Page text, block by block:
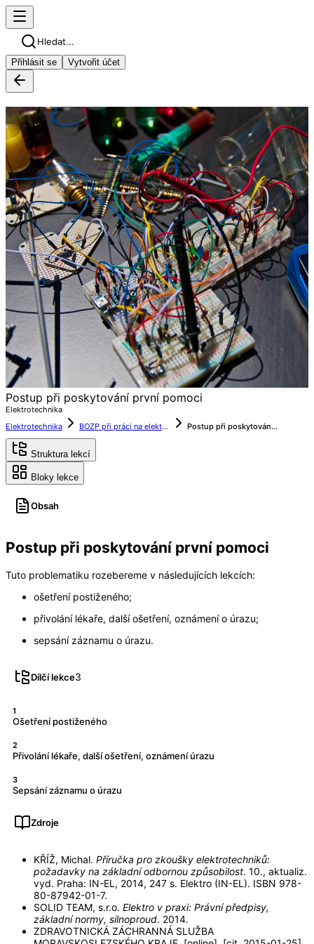
Hledat...
Přihlásit se Vytvořit účet
Postup při poskytování první pomoci
Elektrotechnika
Elektrotechnika
BOZP při práci na elektrickém zařízení Postup při poskytování první pomoci
Struktura lekcí
Bloky lekce
Obsah
Postup při poskytování první pomoci
Tuto problematiku rozebereme v následujících lekcích:
ošetření postiženého;
přivolání lékaře, další ošetření, oznámení o úrazu;
sepsání záznamu o úrazu.
Dílčí lekce3
1
Ošetření postiženého
2
Přivolání lékaře, další ošetření, oznámení úrazu
3
Sepsání záznamu o úrazu
Zdroje
KŘÍŽ, Michal. Příručka pro zkoušky elektrotechniků:
požadavky na základní odbornou způsobilost. 10., aktualiz.
vyd. Praha: IN-EL, 2014, 247 s. Elektro (IN-EL). ISBN 978-
80-87942-01-7.
SOLID TEAM, s.r.o. Elektro v praxi: Právní předpisy,
základní normy, silnoproud. 2014.
ZDRAVOTNICKÁ ZÁCHRANNÁ SLUŽBA